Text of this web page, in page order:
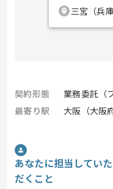
三宮（兵庫
契約形態
業務委託（
最寄り駅
大阪（大阪
あなたに担当していた
だくこと